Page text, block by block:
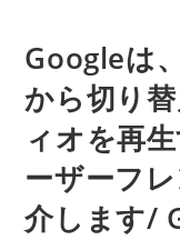
Googleは
から切り
ィオを再
ーザーフ
介します/